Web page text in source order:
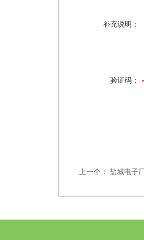
补充说明：
验证码：
上一个： 盐城电子